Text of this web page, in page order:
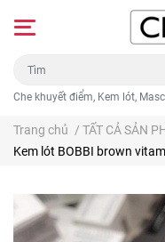
Che khuyết điểm, Kem lót,
Trang chủ / TẤT CẢ SẢN
Kem lót BOBBI brown